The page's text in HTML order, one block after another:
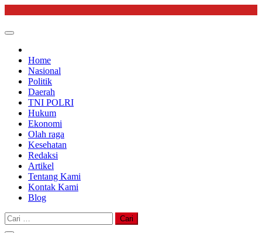
content
Home
Nasional
Politik
Daerah
TNI POLRI
Hukum
Ekonomi
Olah raga
Kesehatan
Redaksi
Artikel
Tentang Kami
Kontak Kami
Blog
Cari
untuk: